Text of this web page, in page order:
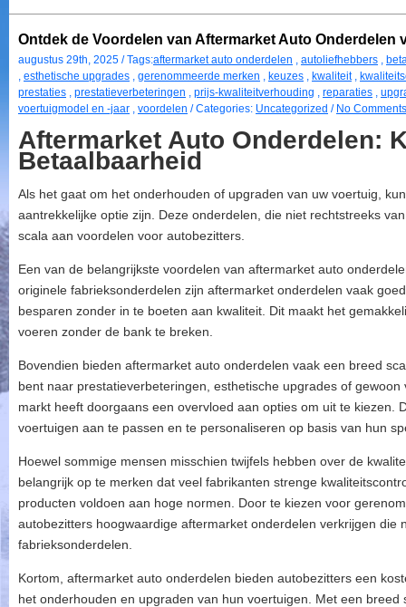
Ontdek de Voordelen van Aftermarket Auto Onderdelen
augustus 29th, 2025 / Tags:aftermarket auto onderdelen , autoliefhebbers ,
, esthetische upgrades , gerenommeerde merken , keuzes , kwaliteit,
prestaties , prestatieverbeteringen , prijs-kwaliteitverhouding , reparaties ,
voertuigmodel en -jaar , voordelen / Categories: Uncategorized / No
Aftermarket Auto Onderdelen:
Betaalbaarheid
Als het gaat om het onderhouden of upgraden van uw voertuig,
aantrekkelijke optie zijn. Deze onderdelen, die niet rechtstreeks
scala aan voordelen voor autobezitters.
Een van de belangrijkste voordelen van aftermarket auto
originele fabrieksonderdelen zijn aftermarket onderdelen vaak
besparen zonder in te boeten aan kwaliteit. Dit maakt het
voeren zonder de bank te breken.
Bovendien bieden aftermarket auto onderdelen vaak een breed
bent naar prestatieverbeteringen, esthetische upgrades of
markt heeft doorgaans een overvloed aan opties om uit te kiezen.
voertuigen aan te passen en te personaliseren op basis van hun
Hoewel sommige mensen misschien twijfels hebben over de
belangrijk op te merken dat veel fabrikanten strenge
producten voldoen aan hoge normen. Door te kiezen voor
autobezitters hoogwaardige aftermarket onderdelen verkrijgen die
fabrieksonderdelen.
Kortom, aftermarket auto onderdelen bieden autobezitters een
het onderhouden en upgraden van hun voertuigen. Met een